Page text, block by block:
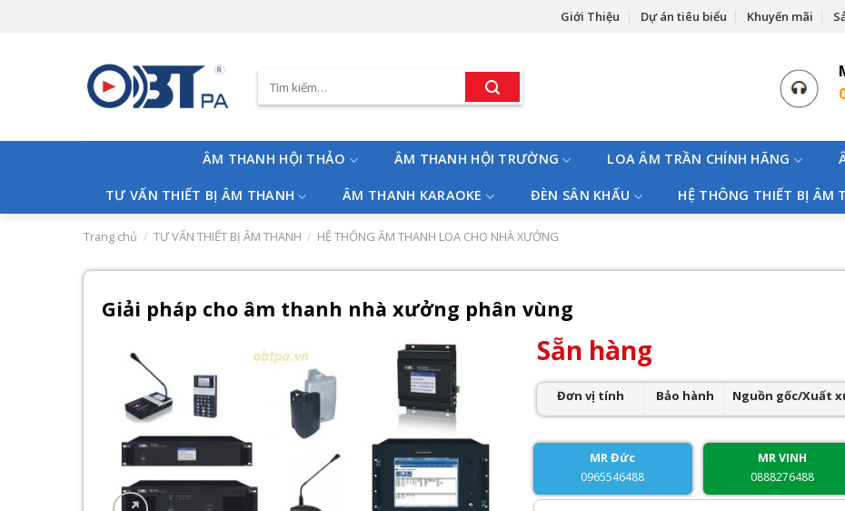
Giới Thiệu Dự án tiêu biểu Khuyến mãi
Tìm
kiếm:
ÂM THANH HỘI THẢO ÂM THANH HỘI TRƯỜNG LOA ÂM TRẦN CHÍNH HÃNG
TƯ VẤN THIẾT BỊ ÂM THANH ÂM THANH KARAOKE ĐÈN SÂN KHẤU HỆ THÔNG THIẾT BỊ ÂM
Trang chủ / TƯ VẤN THIẾT BỊ ÂM THANH / HỆ THỐNG ÂM THANH LOA CHO NHÀ XƯỞNG
Giải pháp cho âm thanh nhà xưởng phân vùng
Sẵn hàng
Đơn vị tính Bảo hành Nguồn gốc/Xuất
MR Đức
0965546488
MR VINH
0888276488